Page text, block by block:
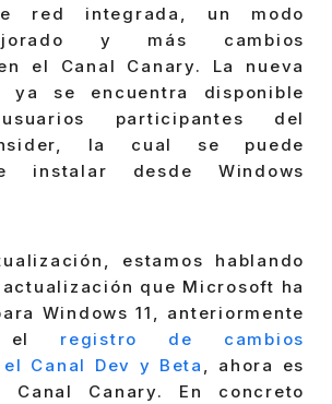
red integrada, un modo
y más cambios
el Canal Canary. La nueva
ya se encuentra disponible
participantes del
la cual se puede
instalar desde Windows
estamos hablando
que Microsoft ha
Windows 11, anteriormente
el
registro de cambios
Canal Dev y Beta , ahora es
Canary. En concreto